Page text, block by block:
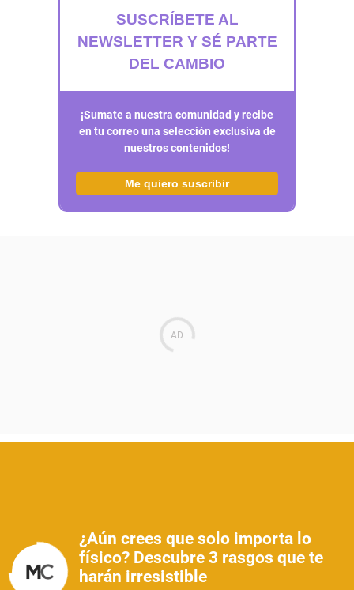
SUSCRÍBETE AL
NEWSLETTER Y SÉ PARTE
DEL CAMBIO
¡Sumate a nuestra comunidad y recibe
en tu correo una selección exclusiva de
nuestros contenidos!
Me quiero suscribir
¿Aún crees que solo importa lo
físico? Descubre 3 rasgos que te
harán irresistible